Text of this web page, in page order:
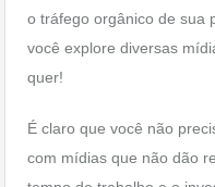
o tráfego orgânico de sua
você explore diversas
quer!
É claro que você não
com mídias que não dão